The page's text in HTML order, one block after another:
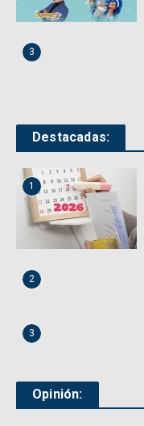
3
Destacadas:
1
2
3
Opinión: